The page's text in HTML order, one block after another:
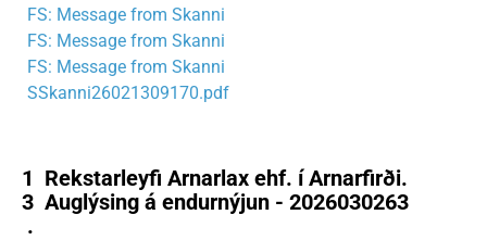
FS: Message from Skanni
FS: Message from Skanni
FS: Message from Skanni
SSkanni26021309170.pdf
1
3
.
Rekstarleyfi Arnarlax ehf. í Arnarfirði.
Auglýsing á endurnýjun - 2026030263